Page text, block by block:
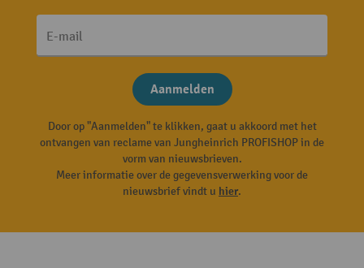
E-mail
Aanmelden
Door op "Aanmelden" te klikken, gaat u akkoord met het
ontvangen van reclame van Jungheinrich PROFISHOP in de
vorm van nieuwsbrieven.
Meer informatie over de gegevensverwerking voor de
nieuwsbrief vindt u hier.